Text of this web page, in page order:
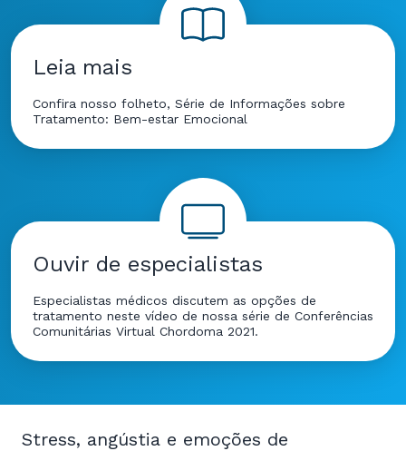
Leia mais
Confira nosso folheto, Série de Informações sobre
Tratamento: Bem-estar Emocional
Ouvir de especialistas
Especialistas médicos discutem as opções de
tratamento neste vídeo de nossa série de Conferências
Comunitárias Virtual Chordoma 2021.
Stress, angústia e emoções de